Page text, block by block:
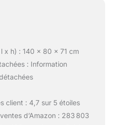
x h) : 140 x 80 x 71 cm
: Information
client : 4,7 sur 5 étoiles
d’Amazon : 283 803